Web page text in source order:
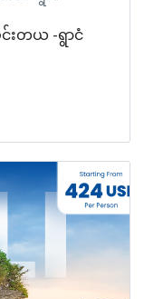
င်းတယ -ရွာငံ